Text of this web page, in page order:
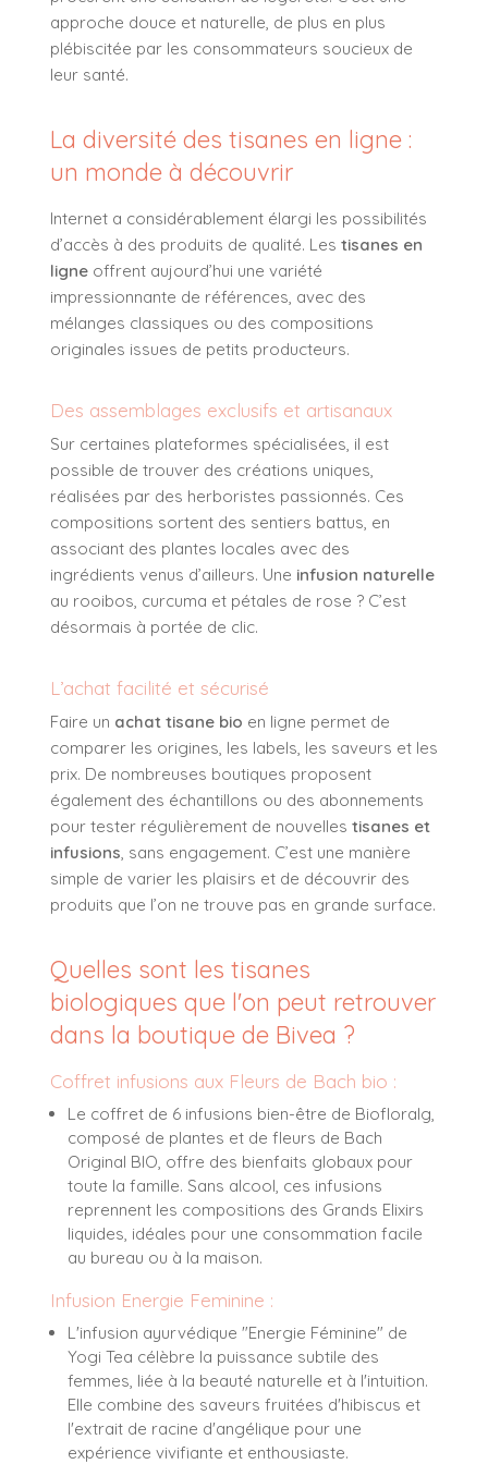
approche douce et naturelle, de plus en plus
plébiscitée par les consommateurs soucieux de
leur santé.
La diversité des tisanes en ligne :
un monde à découvrir
Internet a considérablement élargi les possibilités
d’accès à des produits de qualité. Les tisanes en
ligne offrent aujourd’hui une variété
impressionnante de références, avec des
mélanges classiques ou des compositions
originales issues de petits producteurs.
Des assemblages exclusifs et artisanaux
Sur certaines plateformes spécialisées, il est
possible de trouver des créations uniques,
réalisées par des herboristes passionnés. Ces
compositions sortent des sentiers battus, en
associant des plantes locales avec des
ingrédients venus d’ailleurs. Une infusion naturelle
au rooibos, curcuma et pétales de rose ? C’est
désormais à portée de clic.
L’achat facilité et sécurisé
Faire un achat tisane bio en ligne permet de
comparer les origines, les labels, les saveurs et les
prix. De nombreuses boutiques proposent
également des échantillons ou des abonnements
pour tester régulièrement de nouvelles tisanes et
infusions, sans engagement. C’est une manière
simple de varier les plaisirs et de découvrir des
produits que l’on ne trouve pas en grande surface.
Quelles sont les tisanes
biologiques que l'on peut retrouver
dans la boutique de Bivea ?
Coffret infusions aux Fleurs de Bach bio :
Le coffret de 6 infusions bien-être de Biofloralg,
composé de plantes et de fleurs de Bach
Original BIO, offre des bienfaits globaux pour
toute la famille. Sans alcool, ces infusions
reprennent les compositions des Grands Elixirs
liquides, idéales pour une consommation facile
au bureau ou à la maison.
Infusion Energie Feminine :
L'infusion ayurvédique "Energie Féminine" de
Yogi Tea célèbre la puissance subtile des
femmes, liée à la beauté naturelle et à l'intuition.
Elle combine des saveurs fruitées d'hibiscus et
l'extrait de racine d'angélique pour une
expérience vivifiante et enthousiaste.